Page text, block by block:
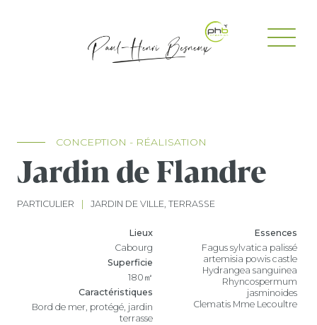
CONCEPTION - RÉALISATION
Jardin de Flandre
PARTICULIER JARDIN DE VILLE, TERRASSE
Lieux
Cabourg
Superficie
180㎡
Caractéristiques
Bord de mer, protégé, jardin
terrasse
Essences
Fagus sylvatica palissé
artemisia powis castle
Hydrangea sanguinea
Rhyncospermum
jasminoides
Clematis Mme Lecoultre